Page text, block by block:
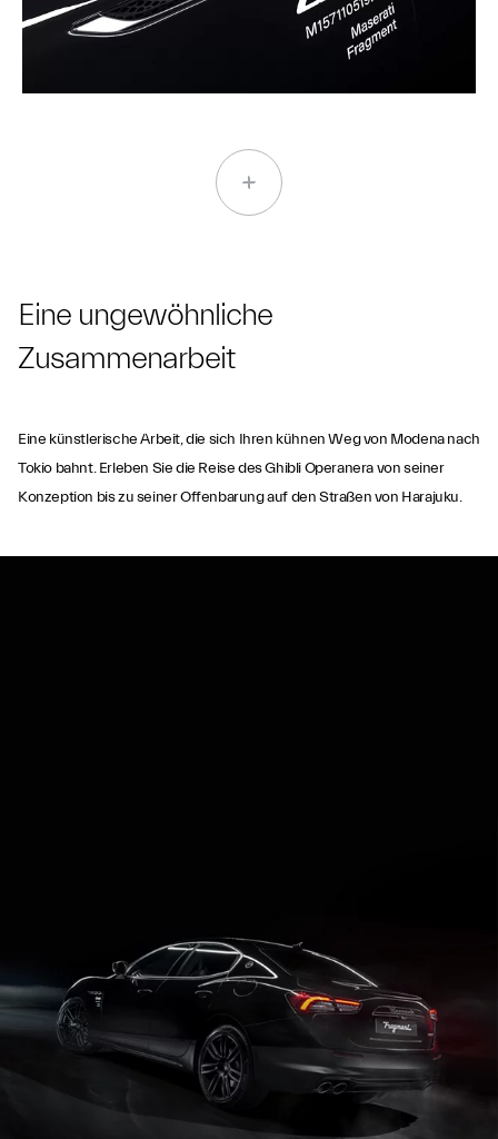
Eine ungewöhnliche
Zusammenarbeit
Eine künstlerische Arbeit, die sich Ihren kühnen Weg von Modena nach
Tokio bahnt. Erleben Sie die Reise des Ghibli Operanera von seiner
Konzeption bis zu seiner Offenbarung auf den Straßen von Harajuku.